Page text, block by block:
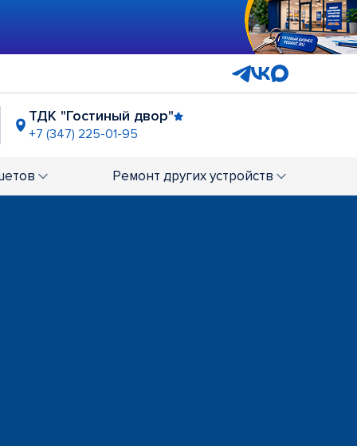
ТДК "Гостиный двор"
+7 (347) 225-01-95
225-15-28 Ремонт других устройств